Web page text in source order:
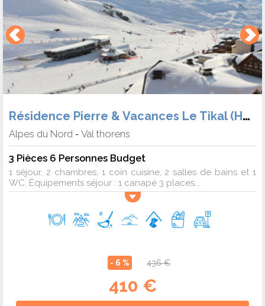
Résidence Pierre & Vacances Le Tikal (Héb. + Forf.)
Alpes du Nord - Val thorens
3 Pièces 6 Personnes Budget
1 séjour, 2 chambres, 1 coin cuisine, 2 salles de bains et 1
WC. Équipements séjour : 1 canapé 3 places...
- 6 % 436 €
410 €